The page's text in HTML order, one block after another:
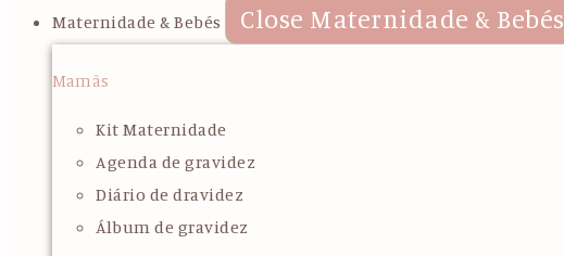
Maternidade & Bebés Close Maternidade & Bebés
Mamãs
Kit Maternidade
Agenda de gravidez
Diário de dravidez
Álbum de gravidez